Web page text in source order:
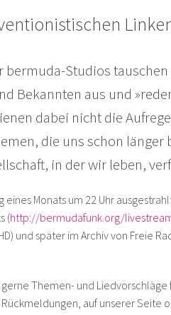
bermuda-Studios
Bekannten aus und
dabei nicht die
die uns schon
in der wir leben,
Monats um 22 Uhr
(http://bermudafunk.org/
und später im Archiv von Freie
Themen- und
auf unserer Seite